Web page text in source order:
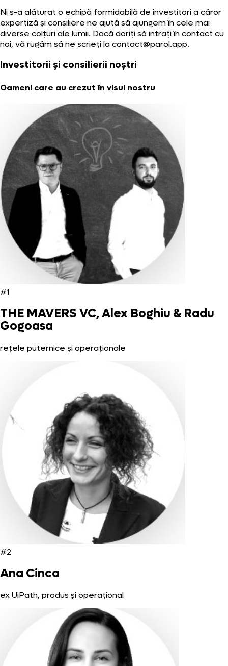
Ni s-a alăturat o echipă formidabilă de investitori a căror
expertiză și consiliere ne ajută să ajungem în cele mai
diverse colțuri ale lumii. Dacă doriți să intrați în contact cu
noi, vă rugăm să ne scrieți lacontact@parol.app.
Investitorii și consilierii noștri
Oameni care au crezut în visul nostru
#1
THE MAVERS VC, Alex Boghiu & Radu
Gogoasa
rețele puternice și operaționale
#2
Ana Cinca
ex UiPath, produs și operațional